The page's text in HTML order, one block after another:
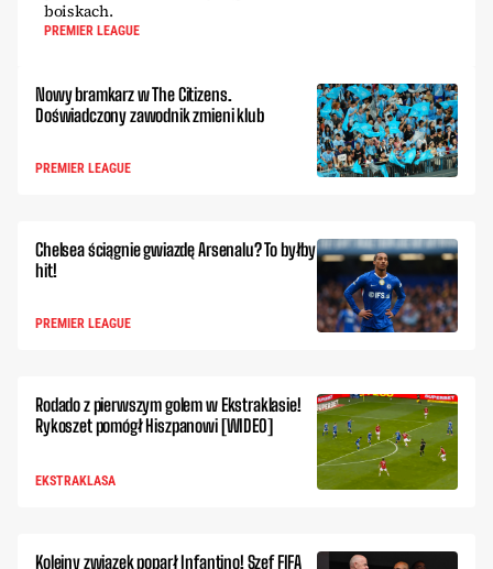
boiskach.
PREMIER LEAGUE
Nowy bramkarz w The Citizens.
Doświadczony zawodnik zmieni klub
PREMIER LEAGUE
Chelsea ściągnie gwiazdę Arsenalu? To byłby
hit!
PREMIER LEAGUE
Rodado z pierwszym golem w Ekstraklasie!
Rykoszet pomógł Hiszpanowi [WIDEO]
EKSTRAKLASA
Kolejny związek poparł Infantino! Szef FIFA